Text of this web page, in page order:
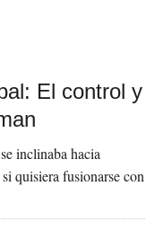
El control y
inclinaba hacia
quisiera fusionarse con